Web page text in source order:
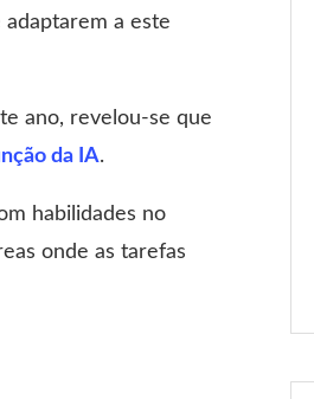
a este
ano, revelou-se que
da IA.
habilidades no
onde as tarefas